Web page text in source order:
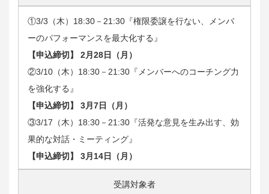
①3/3（木）18:30－21:30『権限委譲を行ない、メンバ
ーのパフォーマンスを最大化する』
【申込締切】 2月28日（月）
②3/10（木）18:30－21:30『メンバーへのコーチング力
を強化する』
【申込締切】 3月7日（月）
③3/17（木）18:30－21:30『活発な意見を生み出す、効
果的な対話・ミーティング』
【申込締切】 3月14日（月）
受講対象者